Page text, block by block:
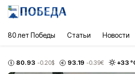
80 лет Победы Статьи Новости
80.93 -0.20$ 93.19 -0.39€ +33